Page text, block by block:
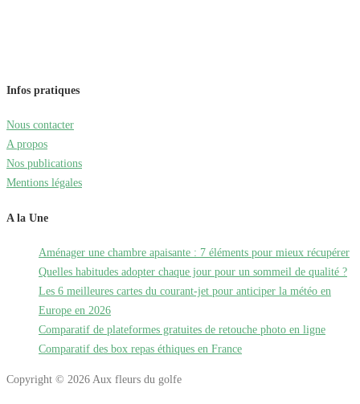
Infos pratiques
Nous contacter
A propos
Nos publications
Mentions légales
A la Une
Aménager une chambre apaisante : 7 éléments pour mieux récupérer
Quelles habitudes adopter chaque jour pour un sommeil de qualité ?
Les 6 meilleures cartes du courant-jet pour anticiper la météo en
Europe en 2026
Comparatif de plateformes gratuites de retouche photo en ligne
Comparatif des box repas éthiques en France
Copyright © 2026 Aux fleurs du golfe